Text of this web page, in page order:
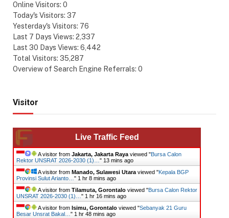
Online Visitors: 0
Today's Visitors: 37
Yesterday's Visitors: 76
Last 7 Days Views: 2,337
Last 30 Days Views: 6,442
Total Visitors: 35,287
Overview of Search Engine Referrals: 0
Visitor
Live Traffic Feed
A visitor from Jakarta, Jakarta Rayaviewed "Bursa Calon
Rektor UNSRAT 2026-2030 (1)…" 13 mins ago
A visitor from Manado, Sulawesi Utaraviewed "Kepala BGP
Provinsi Sulut Arianto…" 1 hr 8 mins ago
A visitor from Tilamuta, Gorontalo viewed "Bursa Calon Rektor
UNSRAT 2026-2030 (1)…" 1 hr 16 mins ago
A visitor from Isimu, Gorontalo viewed "Sebanyak 21 Guru
Besar Unsrat Bakal…" 1 hr 48 mins ago